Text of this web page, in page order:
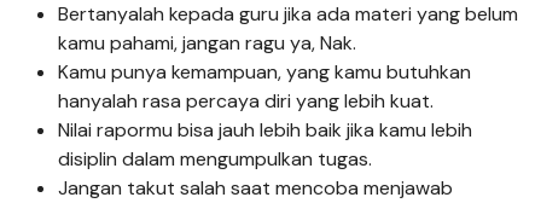
Bertanyalah kepada guru jika ada materi yang belum
kamu pahami, jangan ragu ya, Nak.
Kamu punya kemampuan, yang kamu butuhkan
hanyalah rasa percaya diri yang lebih kuat.
Nilai rapormu bisa jauh lebih baik jika kamu lebih
disiplin dalam mengumpulkan tugas.
Jangan takut salah saat mencoba menjawab